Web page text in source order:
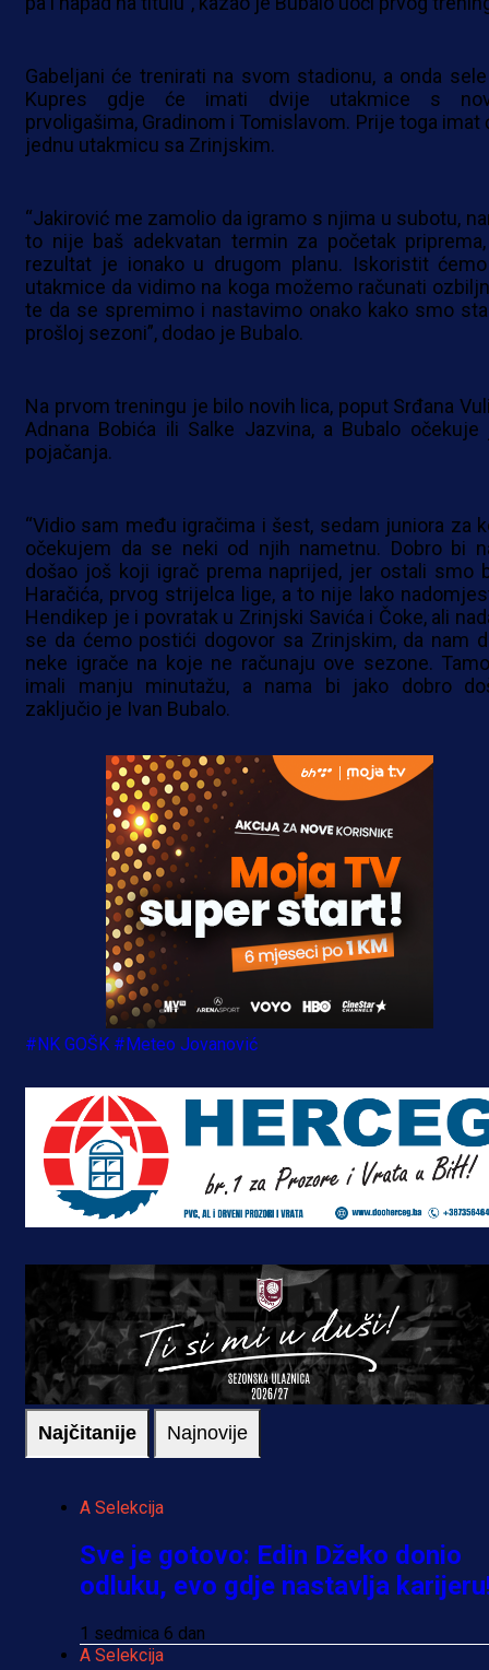
Gabeljani će trenirati na svom stadionu, a onda
Kupres gdje će imati dvije utakmice s
prvoligašima, Gradinom i Tomislavom. Prije toga imat
jednu utakmicu sa Zrinjskim.
“Jakirović me zamolio da igramo s njima u subotu,
to nije baš adekvatan termin za početak
rezultat je ionako u drugom planu. Iskoristit
utakmice da vidimo na koga možemo računati
te da se spremimo i nastavimo onako kako smo
prošloj sezoni”, dodao je Bubalo.
Na prvom treningu je bilo novih lica, poput Srđana
Adnana Bobića ili Salke Jazvina, a Bubalo očekuje
pojačanja.
“Vidio sam među igračima i šest, sedam juniora za
očekujem da se neki od njih nametnu. Dobro bi
došao još koji igrač prema naprijed, jer ostali smo
Haračića, prvog strijelca lige, a to nije lako
Hendikep je i povratak u Zrinjski Savića i Čoke, ali
se da ćemo postići dogovor sa Zrinjskim, da nam
neke igrače na koje ne računaju ove sezone.
imali manju minutažu, a nama bi jako dobro
zaključio je Ivan Bubalo.
#NK GOŠK #Meteo Jovanović
Najčitanije Najnovije
A Selekcija
Sve je gotovo: Edin Džeko donio
odluku, evo gdje nastavlja
1 sedmica 6 dan
A Selekcija